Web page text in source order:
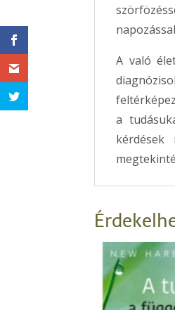
A való
a
kérdések